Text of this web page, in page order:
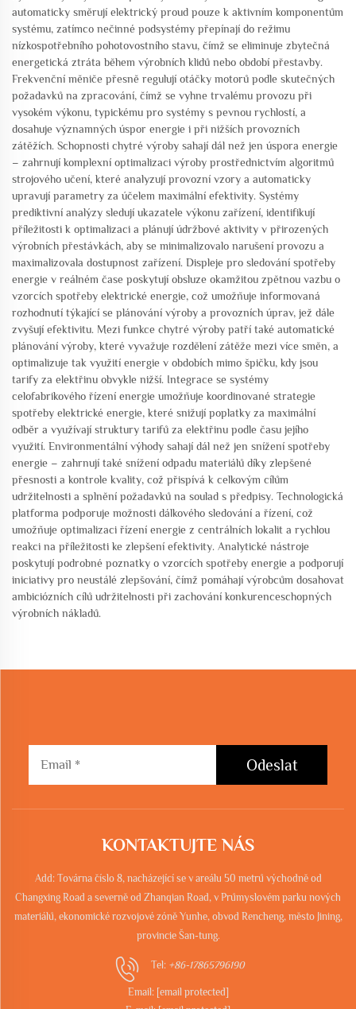
automaticky směrují elektrický proud pouze k aktivním komponentům
systému, zatímco nečinné podsystémy přepínají do režimu
nízkospotřebního pohotovostního stavu, čímž se eliminuje zbytečná
energetická ztráta během výrobních klidů nebo období přestavby.
Frekvenční měniče přesně regulují otáčky motorů podle skutečných
požadavků na zpracování, čímž se vyhne trvalému provozu při
vysokém výkonu, typickému pro systémy s pevnou rychlostí, a
dosahuje významných úspor energie i při nižších provozních
zátěžích. Schopnosti chytré výroby sahají dál než jen úspora energie
– zahrnují komplexní optimalizaci výroby prostřednictvím algoritmů
strojového učení, které analyzují provozní vzory a automaticky
upravují parametry za účelem maximální efektivity. Systémy
prediktivní analýzy sledují ukazatele výkonu zařízení, identifikují
příležitosti k optimalizaci a plánují údržbové aktivity v přirozených
výrobních přestávkách, aby se minimalizovalo narušení provozu a
maximalizovala dostupnost zařízení. Displeje pro sledování spotřeby
energie v reálném čase poskytují obsluze okamžitou zpětnou vazbu o
vzorcích spotřeby elektrické energie, což umožňuje informovaná
rozhodnutí týkající se plánování výroby a provozních úprav, jež dále
zvyšují efektivitu. Mezi funkce chytré výroby patří také automatické
plánování výroby, které vyvažuje rozdělení zátěže mezi více směn, a
optimalizuje tak využití energie v obdobích mimo špičku, kdy jsou
tarify za elektřinu obvykle nižší. Integrace se systémy
celofabrikového řízení energie umožňuje koordinované strategie
spotřeby elektrické energie, které snižují poplatky za maximální
odběr a využívají struktury tarifů za elektřinu podle času jejího
využití. Environmentální výhody sahají dál než jen snížení spotřeby
energie – zahrnují také snížení odpadu materiálů díky zlepšené
přesnosti a kontrole kvality, což přispívá k celkovým cílům
udržitelnosti a splnění požadavků na soulad s předpisy. Technologická
platforma podporuje možnosti dálkového sledování a řízení, což
umožňuje optimalizaci řízení energie z centrálních lokalit a rychlou
reakci na příležitosti ke zlepšení efektivity. Analytické nástroje
poskytují podrobné poznatky o vzorcích spotřeby energie a podporují
iniciativy pro neustálé zlepšování, čímž pomáhají výrobcům dosahovat
ambiciózních cílů udržitelnosti při zachování konkurenceschopných
výrobních nákladů.
Odeslat
KONTAKTUJTE NÁS
Add: Továrna číslo 8, nacházející se v areálu 50 metrů východně od
Changxing Road a severně od Zhanqian Road, v Průmyslovém parku nových
materiálů, ekonomické rozvojové zóně Yunhe, obvod Rencheng, město Jining,
provincie Šan-tung.
Tel: +86-17865796190
Email: [email protected]